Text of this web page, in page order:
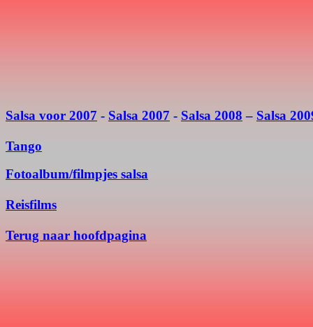
Salsa voor 2007 - Salsa 2007 - Salsa 2008 – Salsa
Tango
Fotoalbum/filmpjes salsa
Reisfilms
Terug naar hoofdpagina